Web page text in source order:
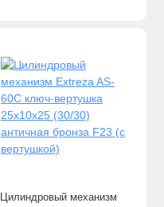
Цилиндровый механизм